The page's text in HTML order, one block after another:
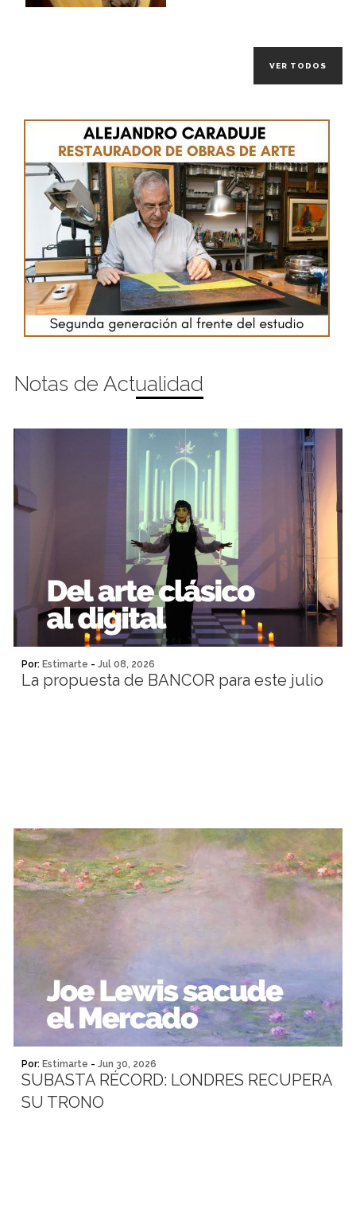
VER TODOS
Notas de Actualidad
Por: Estimarte - Jul 08, 2026
La propuesta de BANCOR para este julio
Por: Estimarte - Jun 30, 2026
SUBASTA RÉCORD: LONDRES RECUPERA
SU TRONO